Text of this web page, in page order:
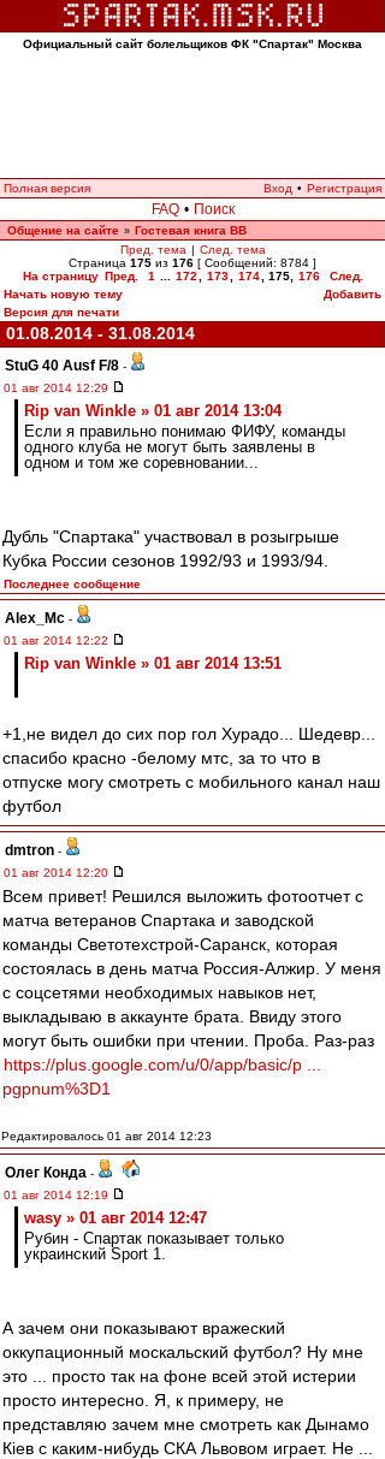
Официальный сайт болельщиков ФК "Спартак" Москва
Полная версия Вход • Регистрация
FAQ • Поиск
Общение на сайте » Гостевая книга ВВ
Пред. тема | След. тема
Страница 175 из 176 [ Сообщений: 8784 ]
На страницу Пред. 1 172 173 174 175, 176
След.
Начать новую тему
Добавить
Версия для печати
01.08.2014 - 31.08.2014
StuG 40 Ausf F/8 -
01 авг 2014 12:29
Rip van Winkle » 01 авг 2014 13:04
Если я правильно понимаю ФИФУ, команды
одного клуба не могут быть заявлены в
одном и том же соревновании...
Дубль "Спартака" участвовал в розыгрыше
Кубка России сезонов 1992/93 и 1993/94.
Последнее сообщение
Alex_Mc -
01 авг 2014 12:22
Rip van Winkle » 01 авг 2014 13:51
+1,не видел до сих пор гол Хурадо... Шедевр...
спасибо красно -белому мтс, за то что в
отпуске могу смотреть с мобильного канал наш
футбол
dmtron -
01 авг 2014 12:20
Всем привет! Решился выложить фотоотчет с
матча ветеранов Спартака и заводской
команды Светотехстрой-Саранск, которая
состоялась в день матча Россия-Алжир. У меня
с соцсетями необходимых навыков нет,
выкладываю в аккаунте брата. Ввиду этого
могут быть ошибки при чтении. Проба. Раз-раз
https://plus.google.com/u/0/app/basic/p ...
pgpnum%3D1
Редактировалось 01 авг 2014 12:23
Олег Конда -
01 авг 2014 12:19
wasy » 01 авг 2014 12:47
Рубин - Спартак показывает только
украинский Sport 1.
А зачем они показывают вражеский
оккупационный москальский футбол? Ну мне
это ... просто так на фоне всей этой истерии
просто интересно. Я, к примеру, не
представляю зачем мне смотреть как Дынамо
Кiев с каким-нибудь СКА Львовом играет. Не ...